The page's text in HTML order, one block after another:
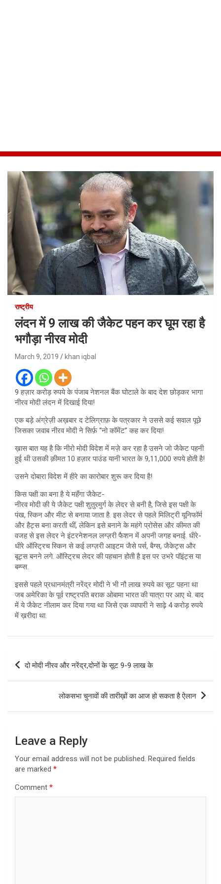
राष्ट्रीय
लंदन में 9 लाख की जैकेट पहन कर घूम रहा है
भगौड़ा नीरव मोदी
March 9, 2019 khan iqbal
9 हज़ार करोड़ रुपये के पंजाब नेशनल बैंक घोटाले के बाद देश छोड़कर भागा
नीरव मोदी लंदन में दिखाई दिया!
एक बड़े अंग्रेज़ी अख़बार द टेलिग्राफ़ के पत्रकार ने उससे कई सवाल पूछे
जिसका जवाब नीरव मोदी ने सिर्फ़ “नो कॉमेंट” कह कर दिया!
ख़ास बात यह है कि नीरो मोदी विदेश में मज़े कर रहा है उसने जो जैकेट पहनी
हुई थी उसकी क़ीमत 10 हज़ार पाउंड यानी भारत के 9,11,000 रुपये होती है!
उसने दोबारा विदेश में हीरे का कारोबार शुरू कर दिया है!
किस पक्षी का बना है ये महँगा जैकेट-
नीरव मोदी की ये जैकेट पक्षी शुतुरमुर्ग के लेदर से बनी है, जिसे इस पक्षी के
पंख, स्किन और मीट से बनाया जाता है. इस लेदर से पहले मिलिट्री यूनिफॉर्म
और हैट्स बना करती थीं, लेकिन इसे बनाने के महंगे प्रोसेस और कीमत की
वजह से इस लेदर ने इंटरनेशनल लग्ज़री फैशन में अपनी जगह बनाई. धीरे-
धीरे ऑस्ट्रिच स्किन से कई लग्ज़री आइटम जैसे पर्स, बैग्स, जैकेट्स और
बूट्स बनने लगे. ऑस्ट्रिच लेदर की पहचान होती है इस पर उभरे पॉइंट्स या
बम्प्स.
इससे पहले प्रधानमंत्री नरेंद्र मोदी ने भी नौ लाख रुपये का सूट पहना था
जब अमेरिका के पूर्व राष्ट्रपति बराक ओबामा भारत की यात्रा पर आए थे. बाद
में ये जैकेट नीलाम कर दिया गया था जिसे एक व्यापारी ने साढ़े 4 करोड़ रुपये
में ख़रीदा था.
Post
दो मोदी नीरव और नरेंद्र,दोनों के सूट 9-9 लाख के
लोकसभा चुनावों की तारीख़ों का आज हो सकता है ऐलान
Leave a Reply
Your email address will not be published. Required fields
are marked *
Comment *